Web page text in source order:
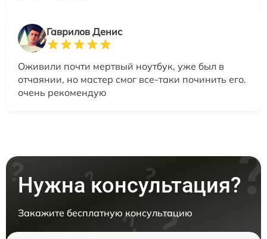
Гаврилов Денис
Оживили почти мертвый ноутбук, уже был в
отчаянии, но мастер смог все-таки починить его.
очень рекомендую
Нужна консультация?
Закажите бесплатную консультацию